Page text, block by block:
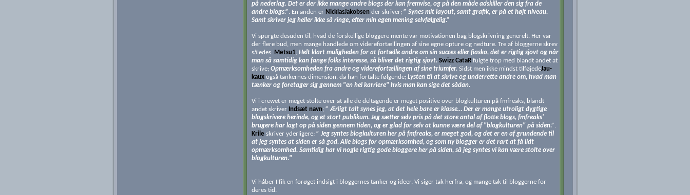
på nederlag. Det er der ikke mange andre blogs der kan fremvise, og på den måde adskiller den sig fra de
andre blogs.” . En anden er NicklasJakobsender skriver; ” Synes mit layout, samt grafik, er på et højt niveau.
Samt skriver jeg heller ikke så ringe, efter min egen mening selvfølgelig.”
Vi spurgte desuden til, hvad de forskellige bloggere mente var motivationen bag blogskrivning generelt. Her var
der flere bud, men mange handlede om viderefortællingen af sine egne opture og nedture. Tre af bloggerne skrev
således: Metsu1; Helt klart muligheden for at fortælle andre om sin succes eller fiasko, det er rigtig sjovt og når
man så samtidig kan fange folks interesse, så bliver det rigtig sjovt. Swizz CataRfulgte trop med blandt andet at
skrive; Opmærksomheden fra andre og viderefortællingen af sine triumfer.Sidst men ikke mindst tilføjedeJau-
kauxogså tankernes dimension, da han fortalte følgende; Lysten til at skrive og underrette andre om, hvad man
tænker og foretager sig gennem "en hel karriere" hvis man kan sige det sådan.
Vi i crewet er meget stolte over at alle de deltagende er meget positive over blogkulturen på fmfreaks, blandt
andet skriver Indsæt navn; ” Ærligt talt synes jeg, at det hele bare er klasse… Der er mange utroligt dygtige
blogskrivere herinde, og et stort publikum. Jeg sætter selv pris på det store antal af flotte blogs, fmfreaks'
brugere har lagt op på siden gennem tiden, og er glad for selv at kunne være del af "blogkulturen" på siden.” .
Krile skriver yderligere; ” Jeg syntes blogkulturen her på fmfreaks, er meget god, og det er en af grundende til
at jeg syntes at siden er så god. Alle blogs for opmærksomhed, og som ny blogger er det rart at få lidt
opmærksomhed. Samtidig har vi nogle rigtig gode bloggere her på siden, så jeg syntes vi kan være stolte over
blogkulturen."
Vi håber I fik en forøget indsigt i bloggernes tanker og ideer. Vi siger tak herfra, og mange tak til bloggerne for
deres tid.